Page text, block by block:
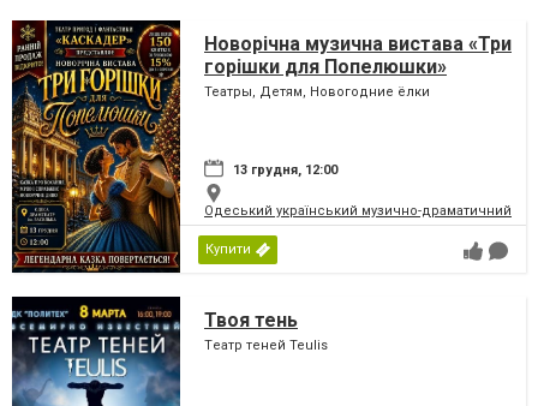
Новорічна музична вистава «Три
горішки для Попелюшки»
Театры, Детям, Новогодние ёлки
13 грудня, 12:00
Одеський український музично-драматичний
Купити
Твоя тень
Tеатр теней Teulis